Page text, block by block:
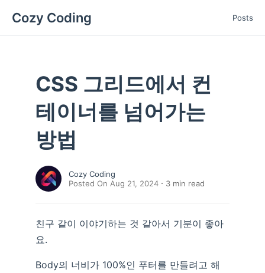
Cozy Coding Posts
CSS 그리드에서 컨
테이너를 넘어가는
방법
Cozy Coding
Posted On Aug 21, 2024
3 min read
친구 같이 이야기하는 것 같아서 기분이 좋아
요.
Body의 너비가 100%인 푸터를 만들려고 해